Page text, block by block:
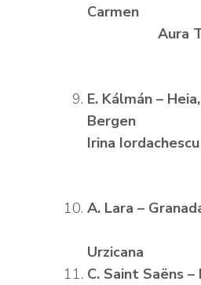
Aura
E. Kálmán –
Irina Iordachescu
A. Lara
Urzicana
C. Saint Saëns –